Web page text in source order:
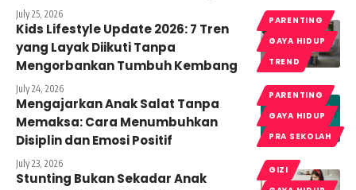
July 25, 2026
PARENTING
GAYA HIDUP
TREND
Kids Lifestyle Update 2026: 7 Tren
yang Layak Diikuti Tanpa
Mengorbankan Tumbuh Kembang
July 24, 2026
PARENTING
GAYA HIDUP
PRA SEKOLAH
Mengajarkan Anak Salat Tanpa
Memaksa: Cara Menumbuhkan
Disiplin dan Emosi Positif
July 23, 2026
GIZI
Stunting Bukan Sekadar Anak